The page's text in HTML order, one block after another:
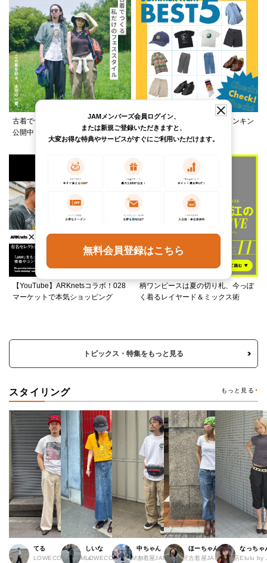
古着でつくる、夏フェススタイルを
公開中！
この夏何着る？カテゴリ別ランキン
グ公開中！
【YouTube】ARKnetsコラボ！028
マーケットで本気ショッピング
柄ワンピースは夏の切り札、今っぽ
く着るレイヤード＆ミックス術
トピックス・特集をもっと見る
スタイリング もっと見る
てる
LOWECO by JAM a
しいな
LOWECO by JAM H
中ちゃん
古着屋JAM 下北沢
ほーちゃん
古着屋JAM 広島店
なっちゃ
Elulu by
JAMメンバーズ会員ログイン、
または新規ご登録いただきますと、
大変お得な特典やサービスがすぐにご利用いただけます。
無料会員登録はこちら